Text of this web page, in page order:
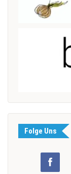
Folge Uns